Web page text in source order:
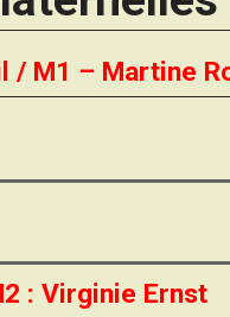
/ M1 – Martine
: Virginie Ernst